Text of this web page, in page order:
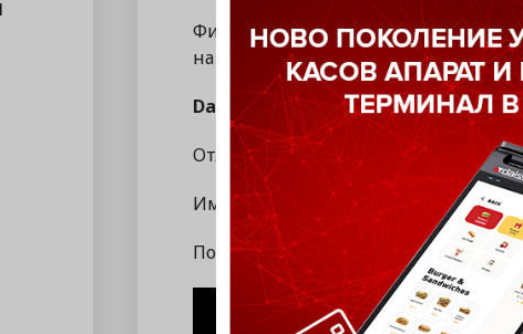
Фискално устройство от ново
на всички изисквания на Наредба Н-
Daisy SMART +е мултифункционален
Отличава се с 8-инчов дисплей и
Има възможност за безконтактни
Подходящ е за офиси, магазини,